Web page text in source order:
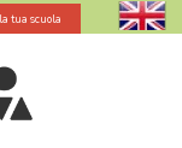
tua scuola